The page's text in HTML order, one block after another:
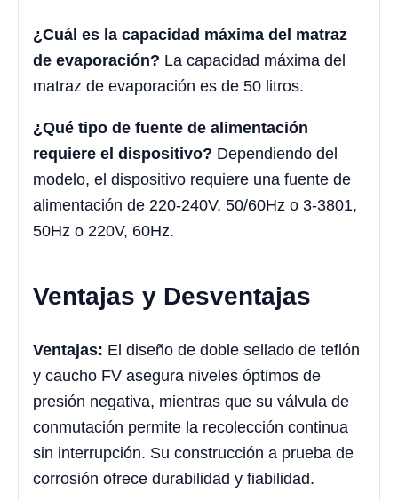
¿Cuál es la capacidad máxima del matraz
de evaporación? La capacidad máxima del
matraz de evaporación es de 50 litros.
¿Qué tipo de fuente de alimentación
requiere el dispositivo? Dependiendo del
modelo, el dispositivo requiere una fuente de
alimentación de 220-240V, 50/60Hz o 3-3801,
50Hz o 220V, 60Hz.
Ventajas y Desventajas
Ventajas: El diseño de doble sellado de teflón
y caucho FV asegura niveles óptimos de
presión negativa, mientras que su válvula de
conmutación permite la recolección continua
sin interrupción. Su construcción a prueba de
corrosión ofrece durabilidad y fiabilidad.